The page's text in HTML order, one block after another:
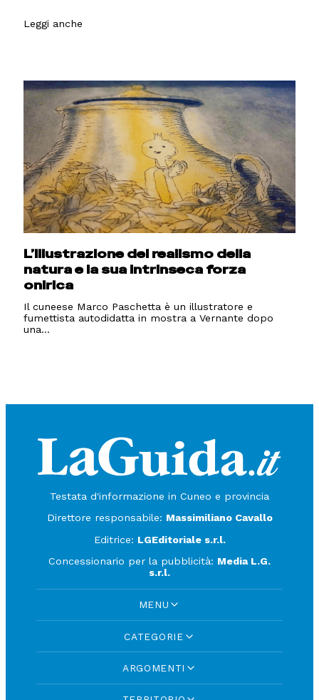
Leggi anche
L’illustrazione del realismo della
natura e la sua intrinseca forza
onirica
Il cuneese Marco Paschetta è un illustratore e
fumettista autodidatta in mostra a Vernante dopo
una...
Testata d'informazione in Cuneo e provincia
Direttore responsabile: Massimiliano Cavallo
Editrice: LGEditoriale s.r.l.
Concessionario per la pubblicità: Media L.G.
s.r.l.
MENU
CATEGORIE
ARGOMENTI